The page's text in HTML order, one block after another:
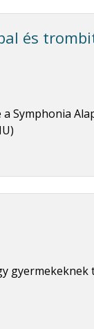
és
Symphonia